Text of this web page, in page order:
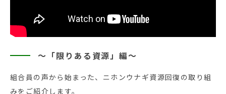
～「限りある資源」編～
組合員の声から始まった、ニホンウナギ資源回復の取り組
みをご紹介します。